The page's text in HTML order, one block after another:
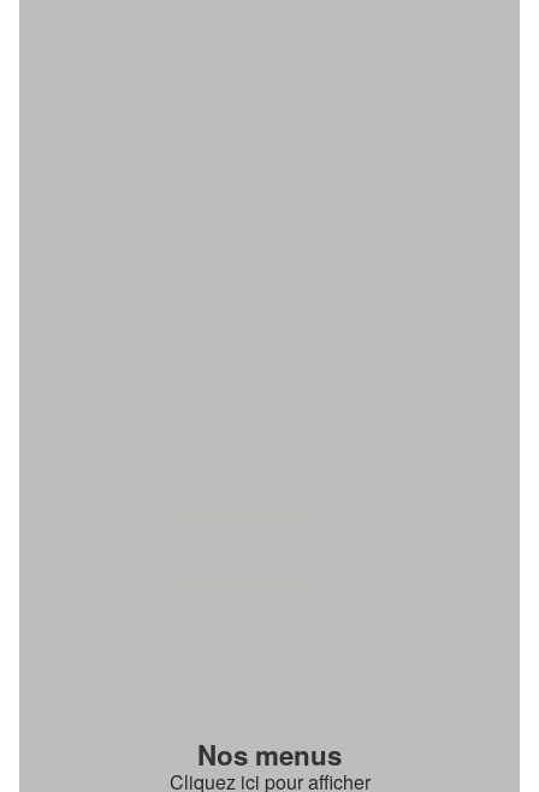
Nos menus
Cliquez ici pour afficher